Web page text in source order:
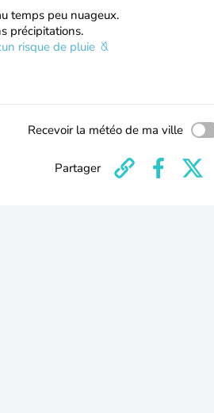
temps peu nuageux.
précipitations.
risque de pluie
Recevoir la météo de ma ville
Partager